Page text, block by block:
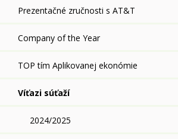
Prezentačné zručnosti s AT&T
Company of the Year
TOP tím Aplikovanej ekonómie
Víťazi súťaží
2024/2025